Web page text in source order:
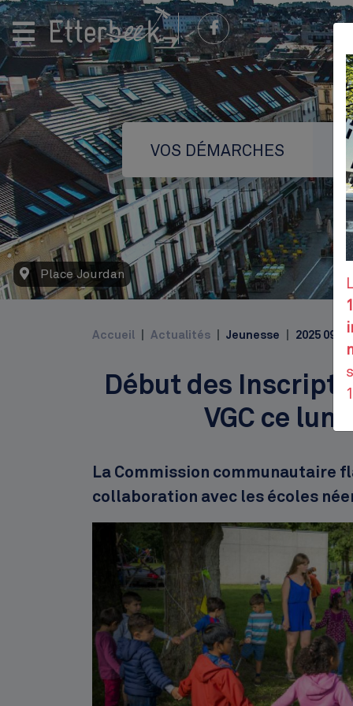
Place Jourdan
VOS DÉMARCHES
Accueil Actualités Jeunesse 2025 09 03
Début des
VGC ce
Description
La Commission communautaire
collaboration avec les écoles
Image